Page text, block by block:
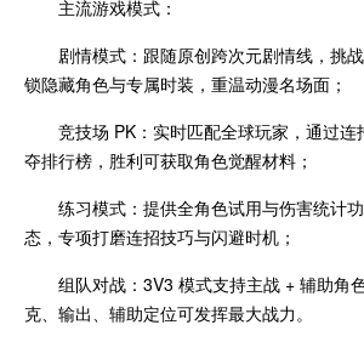
主流游戏模式：
剧情模式：跟随原创跨次元剧情线，挑
锁隐藏角色与专属时装，重温动漫名场面；
竞技场 PK：实时匹配全球玩家，通过
夺排行榜，胜利可获取角色觉醒材料；
练习模式：提供全角色试用与伤害统计
态，专项打磨连招技巧与闪避时机；
组队对战：3V3 模式支持主战 + 辅助角
克、输出、辅助定位可发挥最大战力。